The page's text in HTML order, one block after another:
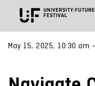
May 15, 2025, 10:30 am